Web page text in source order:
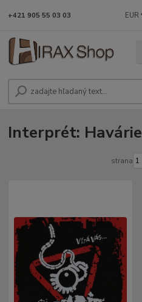
EUR
+421 905 55 03 03
Interprét: Havárie
strana